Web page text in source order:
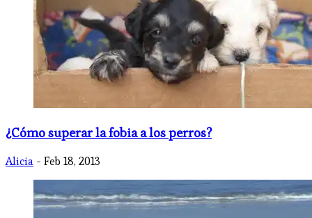
¿Cómo superar la fobia a los perros?
Alicia - Feb 18, 2013